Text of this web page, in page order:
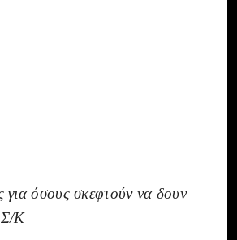
για όσους σκεφτούν να δουν
Σ/Κ